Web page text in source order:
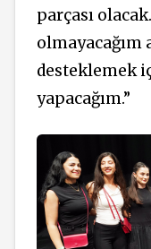
parçası
olmayacağım
desteklemek
yapacağım.”